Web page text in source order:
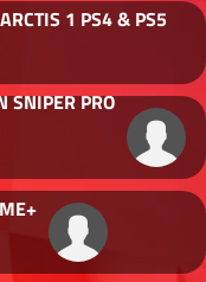
1 PS4 & PS5
SNIPER PRO